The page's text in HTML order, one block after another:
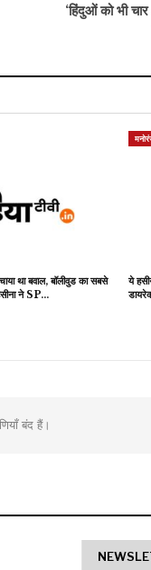
‘हिंदुओं को भी
था बवाल, बॉलीवुड का सबसे
ने SP…
ये
बंद हैं।